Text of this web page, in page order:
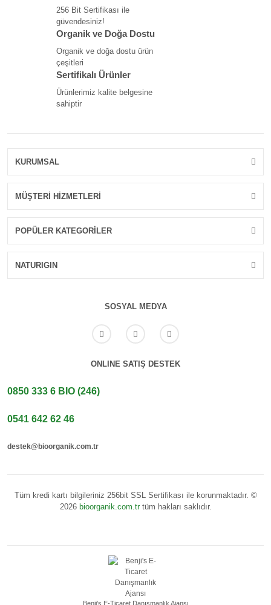
256 Bit Sertifikası ile
güvendesiniz!
Organik ve Doğa Dostu
Organik ve doğa dostu ürün
çeşitleri
Sertifikalı Ürünler
Ürünlerimiz kalite belgesine
sahiptir
KURUMSAL
MÜŞTERİ HİZMETLERİ
POPÜLER KATEGORİLER
NATURIGIN
SOSYAL MEDYA
ONLINE SATIŞ DESTEK
0850 333 6 BIO (246)
0541 642 62 46
destek@bioorganik.com.tr
Tüm kredi kartı bilgileriniz 256bit SSL Sertifikası ile korunmaktadır. ©
2026 bioorganik.com.trtüm hakları saklıdır.
Benji's E-Ticaret Danışmanlık Ajansı